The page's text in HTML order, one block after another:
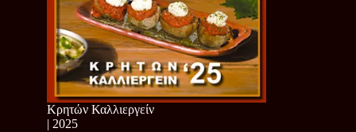
Κρητών Καλλιεργείν
| 2025